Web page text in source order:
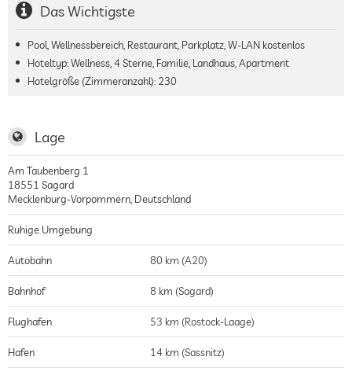
Das Wichtigste
Pool, Wellnessbereich, Restaurant, Parkplatz, W-LAN kostenlos
Hoteltyp: Wellness, 4 Sterne, Familie, Landhaus, Apartment
Hotelgröße (Zimmeranzahl): 230
Lage
Am Taubenberg 1
18551 Sagard
Mecklenburg-Vorpommern Deutschland
Ruhige Umgebung
Autobahn 80 km (A20)
Bahnhof 8 km (Sagard)
Flughafen 53 km (Rostock-Laage)
Hafen 14 km (Sassnitz)